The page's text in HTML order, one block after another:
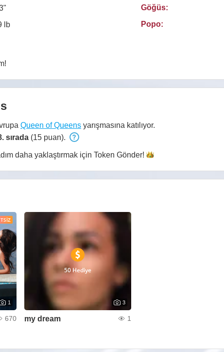
lb
Göğüs:
Popo:
Queen of Queens yarışmasına katılıyor.
sırada (15 puan).
daha yaklaştırmak için Token Gönder!
1
670
50 Hediye
3
my dream 1